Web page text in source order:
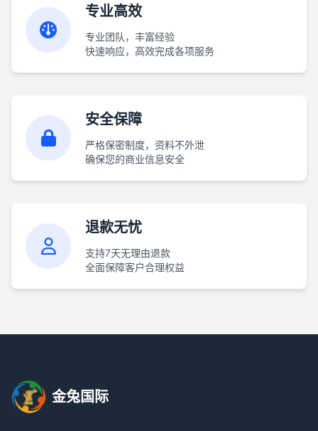
专业高效
专业团队，丰富经验
快速响应，高效完成各项服务
安全保障
严格保密制度，资料不外泄
确保您的商业信息安全
退款无忧
支持7天无理由退款
全面保障客户合理权益
金兔国际